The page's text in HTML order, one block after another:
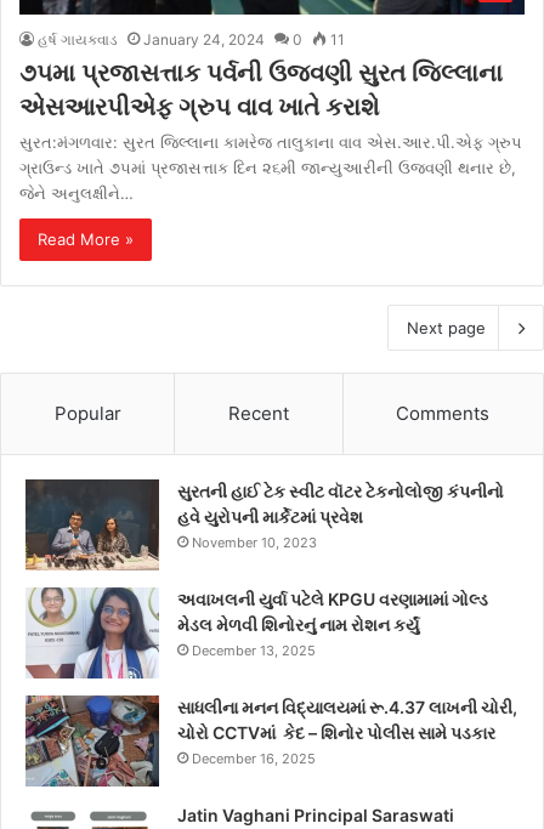
હર્ષ ગાયક્વાડ January 24, 2024 0 11
૭૫મા પ્રજાસત્તાક પર્વની ઉજવણી સુરત જિલ્લાના
એસઆરપીએફ ગ્રુપ વાવ ખાતે કરાશે
સુરત:મંગળવાર: સુરત જિલ્લાના કામરેજ તાલુકાના વાવ એસ.આર.પી.એફ ગ્રુપ
ગ્રાઉન્ડ ખાતે ૭૫માં પ્રજાસત્તાક દિન ૨૬મી જાન્યુઆરીની ઉજવણી થનાર છે,
જેને અનુલક્ષીને…
Read More »
Next page
Popular Recent Comments
સુરતની હાઈ ટેક સ્વીટ વૉટર ટેકનોલોજી કંપનીનો
હવે યુરોપની માર્કેટમાં પ્રવેશ
November 10, 2023
અવાખલની યુર્વા પટેલે KPGU વરણામામાં ગોલ્ડ
મેડલ મેળવી શિનોરનું નામ રોશન કર્યું
December 13, 2025
સાધલીના મનન વિદ્યાલયમાં રૂ.4.37 લાખની ચોરી,
ચોરો CCTVમાં કેદ – શિનોર પોલીસ સામે પડકાર
December 16, 2025
Jatin Vaghani Principal Saraswati